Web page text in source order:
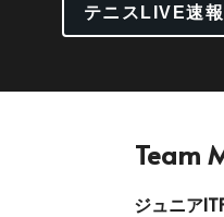
テニスLIVE速
Team
ジュニア